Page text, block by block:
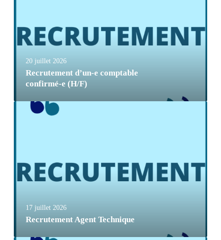
20 juillet 2026
Recrutement d’un-e comptable
confirmé-e (H/F)
17 juillet 2026
Recrutement Agent Technique